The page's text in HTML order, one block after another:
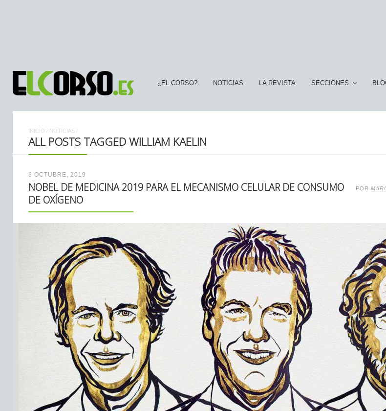
¿EL CORSO? NOTICIAS LA REVISTA SECCIONES
INICIO / NOTICIAS /
ALL POSTS TAGGED WILLIAM KAELIN
8 OCTUBRE, 2019
NOBEL DE MEDICINA 2019 PARA EL MECANISMO CELULAR DE CONSUMO
DE OXÍGENO
POR